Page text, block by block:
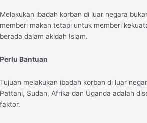
Melakukan ibadah korban di luar negara
memberi makan tetapi untuk memberi
berada dalam akidah Islam.
Perlu Bantuan
Tujuan melakukan ibadah korban di luar
Pattani, Sudan, Afrika dan Uganda adalah
faktor.